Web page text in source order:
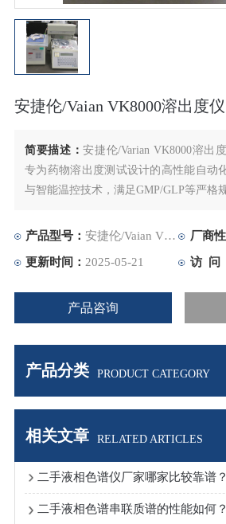
安捷伦/Vaian VK8000溶出度
简要描述：安捷伦/Varian VK8000溶出
专为药物溶出度测试设计的高性能自动
与智能温控技术，满足GMP/GLP等严格
产品型号：安捷伦/Vaian VK8000 厂商性
更新时间：2025-05-21 访 问
产品咨询
产品分类 PRODUCT CATEGORY
相关文章 RELATED ARTICLES
二手液相色谱仪厂家哪家比较靠谱？
二手液相色谱串联质谱的性能如何？